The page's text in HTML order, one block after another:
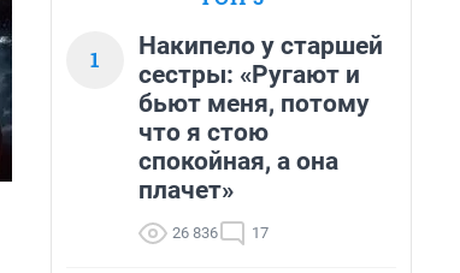
1
Накипело у старшей
сестры: «Ругают и
бьют меня, потому
что я стою
спокойная, а она
плачет»
26 836 17